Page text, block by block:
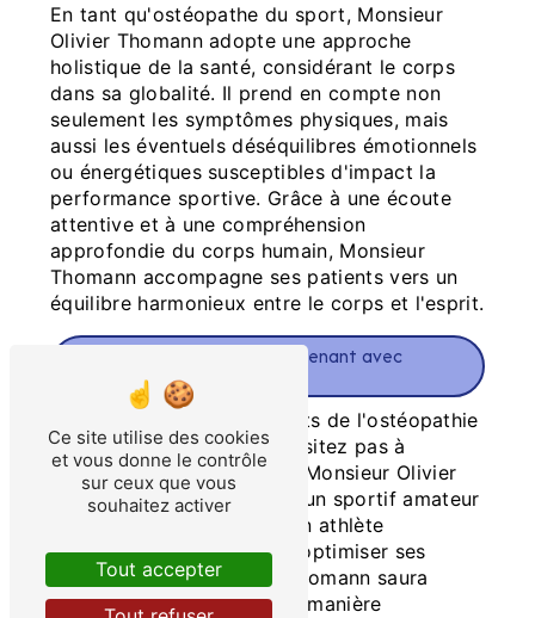
En tant qu'ostéopathe du sport, Monsieur
Olivier Thomann adopte une approche
holistique de la santé, considérant le corps
dans sa globalité. Il prend en compte non
seulement les symptômes physiques, mais
aussi les éventuels déséquilibres émotionnels
ou énergétiques susceptibles d'impact la
performance sportive. Grâce à une écoute
attentive et à une compréhension
approfondie du corps humain, Monsieur
Thomann accompagne ses patients vers un
équilibre harmonieux entre le corps et l'esprit.
Prenez rendez-vous dès maintenant avec
Monsieur Olivier Thomann
Pour bénéficier des bienfaits de l'ostéopathie
du sport à Krautwiller, n'hésitez pas à
prendre rendez-vous avec Monsieur Olivier
Thomann. Que vous soyez un sportif amateur
en quête de bien-être ou un athlète
professionnel cherchant à optimiser ses
performances, Monsieur Thomann saura
répondre à vos besoins de manière
Ce site utilise des cookies
et vous donne le contrôle
sur ceux que vous
souhaitez activer
Tout accepter